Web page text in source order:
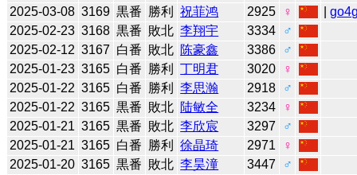
2025-03-08 3169 黒番 勝利 祝菲鸿 2925 ♀ |
2025-02-23 3168 黒番 敗北 李翔宇 3334
♂
2025-02-12 3167 白番 敗北 陈豪鑫 3386
♂
2025-01-23 3165 白番 勝利 丁明君 3020
♀
2025-01-22 3165 白番 勝利 李思瀚 2918
♂
2025-01-22 3165 黒番 敗北 陆敏全 3234
♀
2025-01-21 3165 黒番 敗北 李欣宸 3297
♂
2025-01-21 3165 白番 勝利 徐晶琦 2971
♀
2025-01-20 3165 黒番 敗北 李昊潼 3447
♂